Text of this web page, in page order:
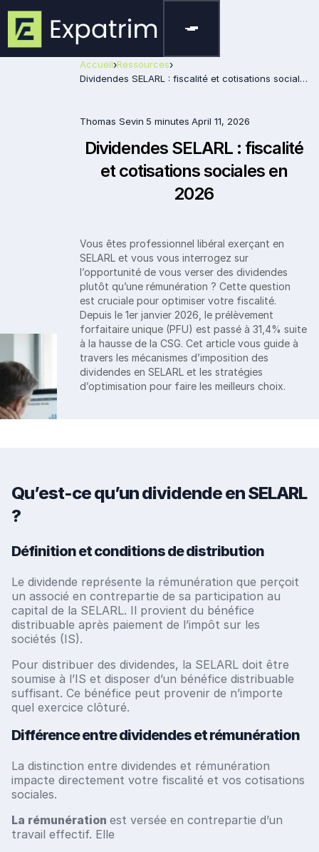
Accueil›Ressources›
Dividendes SELARL : fiscalité et cotisations sociales en 2026
Thomas Sevin 5 minutes April 11, 2026
Dividendes SELARL : fiscalité
et cotisations sociales en
2026
Vous êtes professionnel libéral exerçant en
SELARL et vous vous interrogez sur
l’opportunité de vous verser des dividendes
plutôt qu’une rémunération ? Cette question
est cruciale pour optimiser votre fiscalité.
Depuis le 1er janvier 2026, le prélèvement
forfaitaire unique (PFU) est passé à 31,4% suite
à la hausse de la CSG. Cet article vous guide à
travers les mécanismes d’imposition des
dividendes en SELARL et les stratégies
d’optimisation pour faire les meilleurs choix.
Qu’est-ce qu’un dividende en SELARL
?
Définition et conditions de distribution
Le dividende représente la rémunération que perçoit
un associé en contrepartie de sa participation au
capital de la SELARL. Il provient du bénéfice
distribuable après paiement de l’impôt sur les
sociétés (IS).
Pour distribuer des dividendes, la SELARL doit être
soumise à l’IS et disposer d’un bénéfice distribuable
suffisant. Ce bénéfice peut provenir de n’importe
quel exercice clôturé.
Différence entre dividendes et rémunération
La distinction entre dividendes et rémunération
impacte directement votre fiscalité et vos cotisations
sociales.
La rémunération est versée en contrepartie d’un
travail effectif. Elle